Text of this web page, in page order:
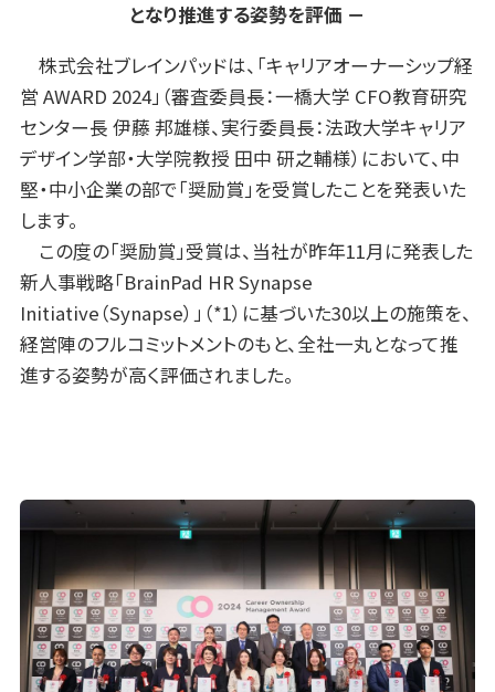
となり推進する姿勢を評価 －
株式会社ブレインパッドは、「キャリアオーナーシップ経
営 AWARD 2024」（審査委員長：一橋大学 CFO教育研究
センター長 伊藤 邦雄様、実行委員長：法政大学キャリア
デザイン学部・大学院教授 田中 研之輔様）において、中
堅・中小企業の部で「奨励賞」を受賞したことを発表いた
します。
この度の「奨励賞」受賞は、当社が昨年11月に発表した
新人事戦略「BrainPad HR Synapse
Initiative（Synapse）」（*1）に基づいた30以上の施策を、
経営陣のフルコミットメントのもと、全社一丸となって推
進する姿勢が高く評価されました。